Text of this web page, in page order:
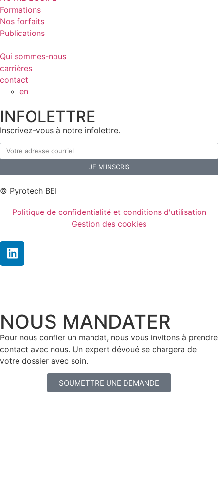
Formations
Nos forfaits
Publications
Qui sommes-nous
carrières
contact
en
INFOLETTRE
Inscrivez-vous à notre infolettre.
JE M'INSCRIS
© Pyrotech BEI
Politique de confidentialité et conditions d'utilisation
Gestion des cookies
NOUS MANDATER
Pour nous confier un mandat, nous vous invitons à prendre
contact avec nous. Un expert dévoué se chargera de
votre dossier avec soin.
SOUMETTRE UNE DEMANDE